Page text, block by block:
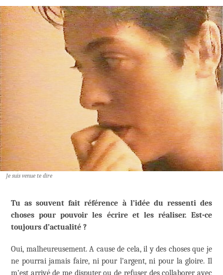
Je suis venue te dire
Tu as souvent fait référence à l’idée du ressenti des
choses pour pouvoir les écrire et les réaliser. Est-ce
toujours d’actualité ?
Oui, malheureusement. A cause de cela, il y des choses que je
ne pourrai jamais faire, ni pour l’argent, ni pour la gloire. Il
m’est arrivé de me disputer ou de refuser des collaborer avec